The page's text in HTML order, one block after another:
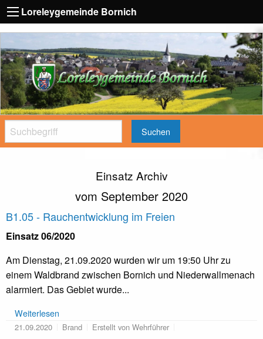
Loreleygemeinde Bornich
Suchen
Einsatz Archiv
vom September 2020
B1.05 - Rauchentwicklung im Freien
Einsatz 06/2020
Am Dienstag, 21.09.2020 wurden wir um 19:50 Uhr zu
einem Waldbrand zwischen Bornich und Niederwallmenach
alarmiert. Das Gebiet wurde...
Weiterlesen
21.09.2020 Brand Erstellt von Wehrführer